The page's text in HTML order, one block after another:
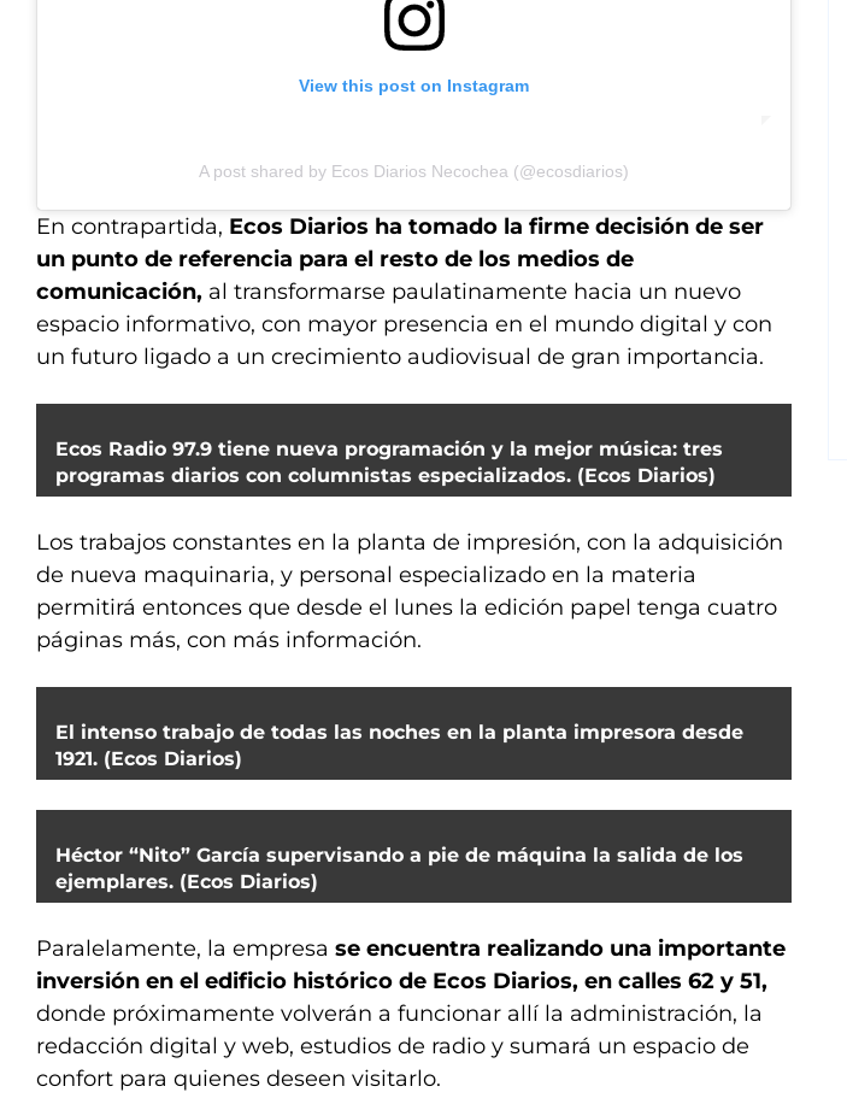
View this post on Instagram
A post shared by Ecos Diarios Necochea (@ecosdiarios)
En contrapartida, Ecos Diarios ha tomado la firme decisión de ser
un punto de referencia para el resto de los medios de
comunicación, al transformarse paulatinamente hacia un nuevo
espacio informativo, con mayor presencia en el mundo digital y con
un futuro ligado a un crecimiento audiovisual de gran importancia.
Ecos Radio 97.9 tiene nueva programación y la mejor música: tres
programas diarios con columnistas especializados. (Ecos Diarios)
Los trabajos constantes en la planta de impresión, con la adquisición
de nueva maquinaria, y personal especializado en la materia
permitirá entonces que desde el lunes la edición papel tenga cuatro
páginas más, con más información.
El intenso trabajo de todas las noches en la planta impresora desde
1921. (Ecos Diarios)
Héctor “Nito” García supervisando a pie de máquina la salida de los
ejemplares. (Ecos Diarios)
Paralelamente, la empresa se encuentra realizando una importante
inversión en el edificio histórico de Ecos Diarios, en calles 62 y 51,
donde próximamente volverán a funcionar allí la administración, la
redacción digital y web, estudios de radio y sumará un espacio de
confort para quienes deseen visitarlo.